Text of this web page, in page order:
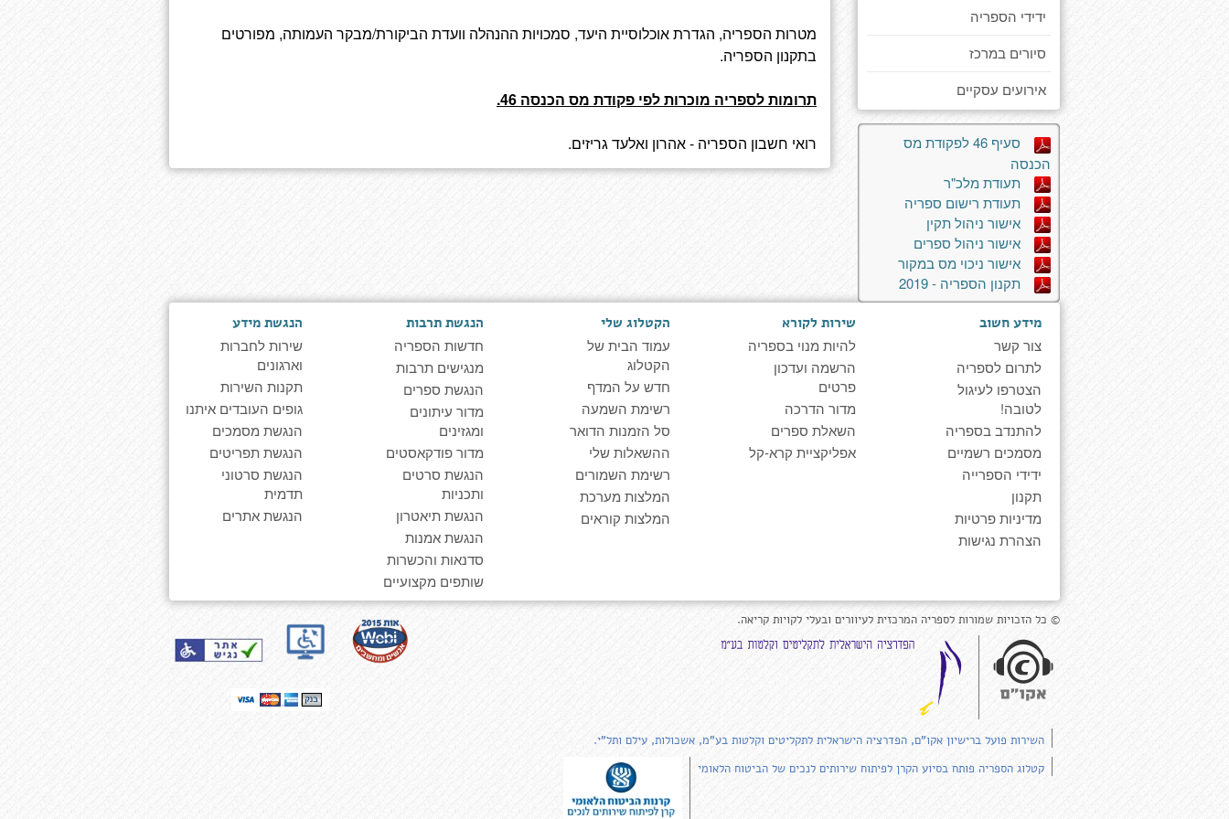
מטרות הספריה, הגדרת אוכלוסיית היעד, סמכויות ההנהלה וועדת הביקורת/מבקר העמותה, מפורטים
בתקנון הספריה.
תרומות לספריה מוכרות לפי פקודת מס הכנסה 46.
רואי חשבון הספריה - אהרון ואלעד גריזים.
ידידי הספריה
סיורים במרכז
אירועים עסקיים
סעיף 46 לפקודת מס
הכנסה
תעודת מלכ"ר
תעודת רישום ספריה
אישור ניהול תקין
אישור ניהול ספרים
אישור ניכוי מס במקור
תקנון הספריה - 2019
מידע חשוב
צור קשר
לתרום לספריה
הצטרפו לעיגול
לטובה!
להתנדב בספריה
מסמכים רשמיים
ידידי הספרייה
תקנון
מדיניות פרטיות
הצהרת נגישות
שירות לקורא
להיות מנוי בספריה
הרשמה ועדכון
פרטים
מדור הדרכה
השאלת ספרים
אפליקציית קרא-קל
הקטלוג שלי
עמוד הבית של
הקטלוג
חדש על המדף
רשימת השמעה
סל הזמנות הדואר
ההשאלות שלי
רשימת השמורים
המלצות מערכת
המלצות קוראים
הנגשת תרבות
חדשות הספריה
מנגישים תרבות
הנגשת ספרים
מדור עיתונים
ומגזינים
מדור פודקאסטים
הנגשת סרטים
ותכניות
הנגשת תיאטרון
הנגשת אמנות
סדנאות והכשרות
שותפים מקצועיים
הנגשת מידע
שירות לחברות
וארגונים
תקנות השירות
גופים העובדים איתנו
הנגשת מסמכים
הנגשת תפריטים
הנגשת סרטוני
תדמית
הנגשת אתרים
© כל הזכויות שמורות לספריה המרכזית לעיוורים ובעלי לקויות קריאה.
השירות פועל ברישיון אקו"ם, הפדרציה הישראלית לתקליטים וקלטות בע"מ, אשכולות, עילם ותל"י.
קטלוג הספריה פותח בסיוע הקרן לפיתוח שירותים לנכים של הביטוח הלאומי